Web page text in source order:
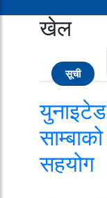
खेल
सूची
सहयोग